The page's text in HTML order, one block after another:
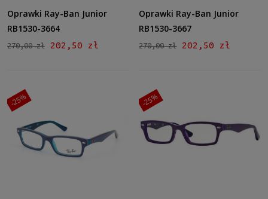
Oprawki Ray-Ban Junior
RB1530-3664
270,00 zł 202,50 zł
Oprawki Ray-Ban Junior
RB1530-3667
270,00 zł 202,50 zł
-25% -25%